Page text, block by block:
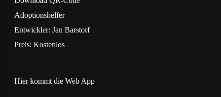
Adoptionshelfer
Entwickler: Jan Barstorf
Preis: Kostenlos
Hier kommt die Web App